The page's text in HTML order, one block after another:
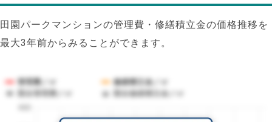
田園パークマンションの管理費・修繕積立金の価格推移を
最大3年前からみることができます。
管理費／㎡
修繕積立金／㎡
競合管理費／㎡
競合修繕積立金／㎡